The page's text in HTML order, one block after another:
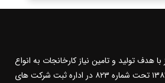
هدف تولید و تامین نیاز کارخانجات به انواع
مواد اولیه معدنی در سال ۱۳۸۱ تحت شماره ۸۲۳ در اداره ثبت شرکت های